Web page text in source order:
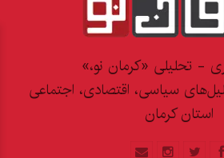
- تحلیلی «کرمان نو،»
سیاسی، اقتصادی، اجتماعی
استان کرمان